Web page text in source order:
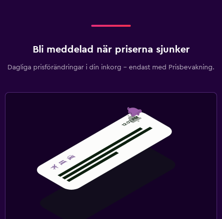
Bli meddelad när priserna sjunker
Dagliga prisförändringar i din inkorg – endast med Prisbevakning.